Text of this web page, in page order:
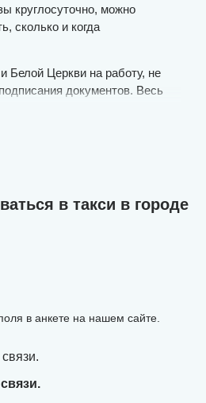
круглосуточно, можно
сколько и когда
Белой Церкви на работу, не
документов. Весь
автомобиль на украинской
положительное, уже в
на маршрут.
создают аккаунт и
данные.
в такси в городе
в анкете на нашем сайте.